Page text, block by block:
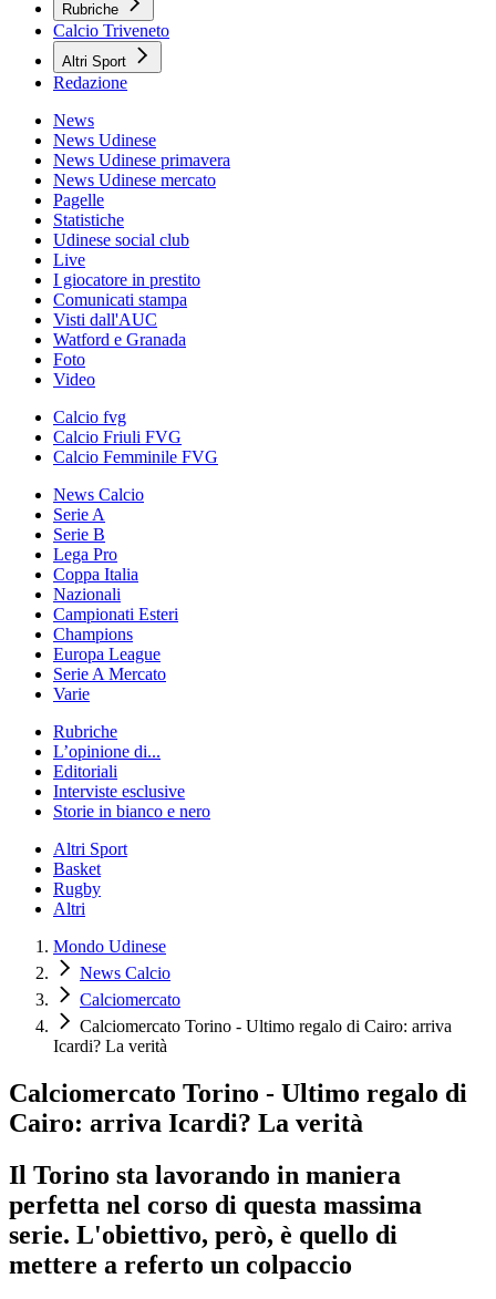
Rubriche
Calcio Triveneto
Altri Sport
Redazione
News
News Udinese
News Udinese primavera
News Udinese mercato
Pagelle
Statistiche
Udinese social club
Live
I giocatore in prestito
Comunicati stampa
Visti dall'AUC
Watford e Granada
Foto
Video
Calcio fvg
Calcio Friuli FVG
Calcio Femminile FVG
News Calcio
Serie A
Serie B
Lega Pro
Coppa Italia
Nazionali
Campionati Esteri
Champions
Europa League
Serie A Mercato
Varie
Rubriche
L’opinione di...
Editoriali
Interviste esclusive
Storie in bianco e nero
Altri Sport
Basket
Rugby
Altri
Mondo Udinese
News Calcio
Calciomercato
Calciomercato Torino - Ultimo regalo di Cairo: arriva
Icardi? La verità
Calciomercato Torino - Ultimo regalo di
Cairo: arriva Icardi? La verità
Il Torino sta lavorando in maniera
perfetta nel corso di questa massima
serie. L'obiettivo, però, è quello di
mettere a referto un colpaccio